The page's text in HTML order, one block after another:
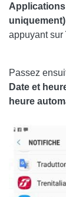
uniquement)
appuyant sur
Passez
Date et
heure